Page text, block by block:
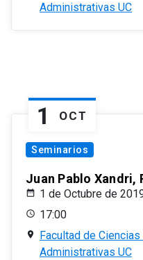
Administrativas UC
1 OCT
Seminarios
Juan Pablo
1 de Octubre de
17:00
Facultad de
Administrativas UC